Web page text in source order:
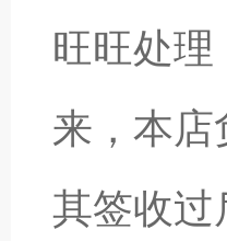
旺旺处
来，本店
其签收过